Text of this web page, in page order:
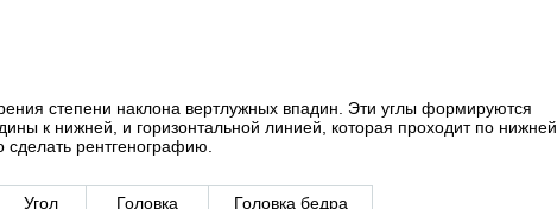
степени наклона вертлужных впадин. Эти углы формируются
к нижней, и горизонтальной линией, которая проходит по нижней
рентгенографию.
Угол
Головка
Головка бедра